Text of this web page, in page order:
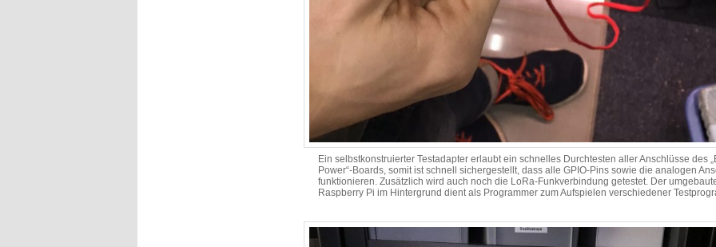
Ein selbstkonstruierter Testadapter erlaubt ein schnelles Durchtesten aller Anschlüsse des
Power“-Boards, somit ist schnell sichergestellt, dass alle GPIO-Pins sowie die analogen
funktionieren. Zusätzlich wird auch noch die LoRa-Funkverbindung getestet. Der
Raspberry Pi im Hintergrund dient als Programmer zum Aufspielen verschiedener